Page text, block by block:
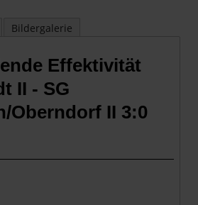
Bildergalerie
Effektivität
II - SG
Oberndorf II 3:0